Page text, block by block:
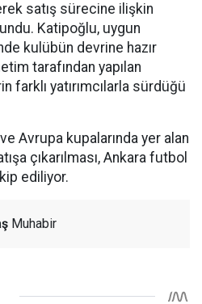
satış sürecine ilişkin
Katipoğlu, uygun
kulübün devrine hazır
tarafından yapılan
farklı yatırımcılarla sürdüğü
Avrupa kupalarında yer alan
çıkarılması, Ankara futbol
ediliyor.
Muhabir